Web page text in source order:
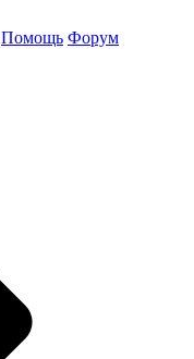
Помощь Форум